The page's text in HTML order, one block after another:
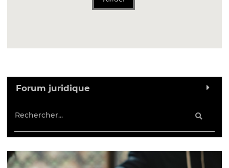
Forum juridique